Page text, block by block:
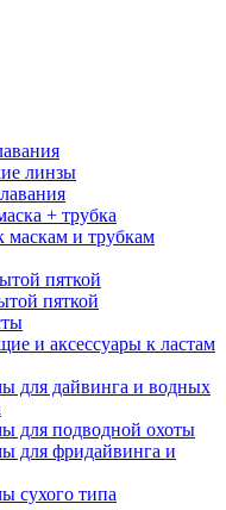
линзы
+ трубка
маскам и трубкам
пяткой
пяткой
и аксессуары к ластам
для дайвинга и водных
для подводной охоты
для фридайвинга и
сухого типа